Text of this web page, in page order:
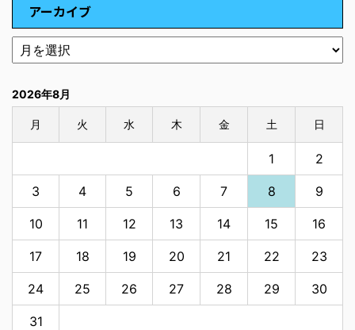
アーカイブ
2026年8月
月 火 水 木 金 土 日
1 2
3 4 5 6 7 8 9
10 11 12 13 14 15 16
17 18 19 20 21 22 23
24 25 26 27 28 29 30
31